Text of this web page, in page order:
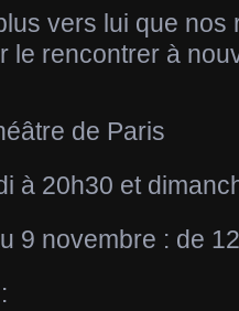
vers lui que
le rencontrer à
de Paris
à 20h30 et
9 novembre : de